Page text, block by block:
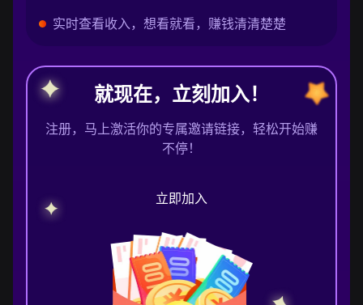
实时查看收入，想看就看，赚钱清清楚楚
就现在，立刻加入！
注册，马上激活你的专属邀请链接，轻松开始赚
不停！
立即加入